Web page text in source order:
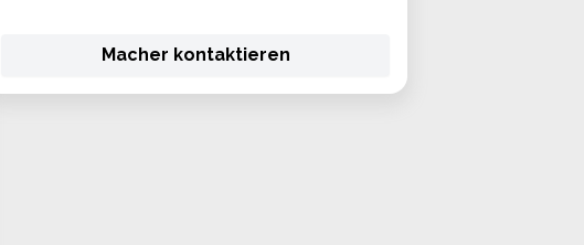
Macher kontaktieren